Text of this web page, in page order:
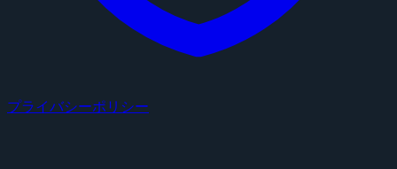
プライバシーポリシー